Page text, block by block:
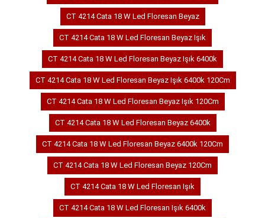
CT 4214 Cata 18 W Led Floresan Beyaz
CT 4214 Cata 18 W Led Floresan Beyaz Işık
CT 4214 Cata 18 W Led Floresan Beyaz Işık 6400k
CT 4214 Cata 18 W Led Floresan Beyaz Işık 6400k 120Cm
CT 4214 Cata 18 W Led Floresan Beyaz Işık 120Cm
CT 4214 Cata 18 W Led Floresan Beyaz 6400k
CT 4214 Cata 18 W Led Floresan Beyaz 6400k 120Cm
CT 4214 Cata 18 W Led Floresan Beyaz 120Cm
CT 4214 Cata 18 W Led Floresan Işık
CT 4214 Cata 18 W Led Floresan Işık 6400k